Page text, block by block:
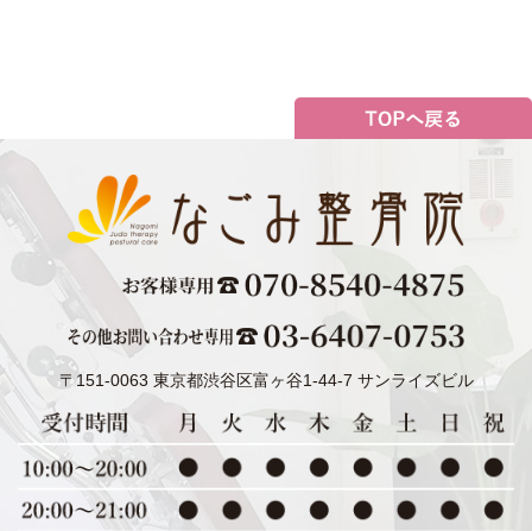
〒151-0063 東京都渋谷区富ヶ谷1-44-7 サンライズビル